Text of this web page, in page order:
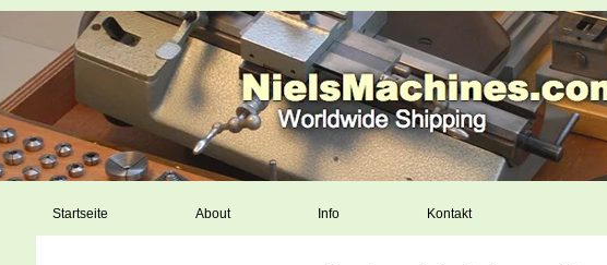
Startseite About Info Kontakt